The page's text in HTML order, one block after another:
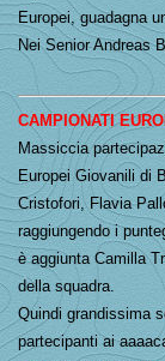
Europei, guadagna
Nei Senior Andreas
CAMPIONATI
Massiccia
Europei Giovanili di
Cristofori, Flavia
raggiungendo i
è aggiunta Camilla
della squadra.
Quindi grandissima
partecipanti ai